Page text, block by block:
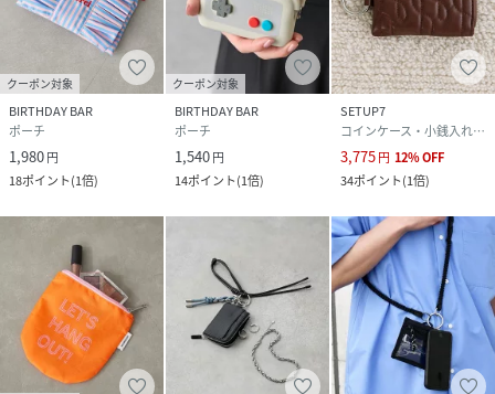
クーポン対象
BIRTHDAY BAR
ポーチ
1,980円
18ポイント(1倍)
クーポン対象
BIRTHDAY BAR
ポーチ
1,540円
14ポイント(1倍)
SETUP7
コインケース・小銭入れ・札入れ
3,775円 12%OFF
34ポイント(1倍)